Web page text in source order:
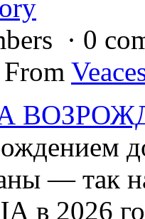
· 0
From
— так
в 2026